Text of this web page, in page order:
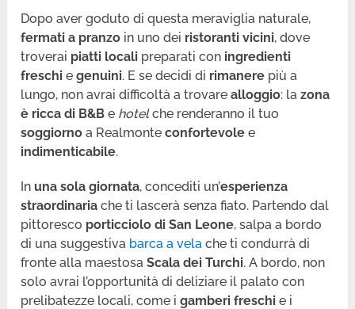
Dopo aver goduto di questa meraviglia naturale,
fermati a pranzo in uno dei ristoranti vicini, dove
troverai piatti locali preparati con ingredienti
freschiegenuini. E se decidi di rimanere più a
lungo, non avrai difficoltà a trovarealloggio: lazona
è ricca di B&Be hotelche renderanno il tuo
soggiornoa Realmonteconfortevolee
indimenticabile.
In una sola giornata, concediti un’esperienza
straordinaria che ti lascerà senza fiato. Partendo dal
pittoresco porticciolo di San Leone, salpa a bordo
di una suggestiva barca a vela che ti condurrà di
fronte alla maestosaScala dei Turchi. A bordo, non
solo avrai l’opportunità di deliziare il palato con
prelibatezze locali, come igamberi freschi e i